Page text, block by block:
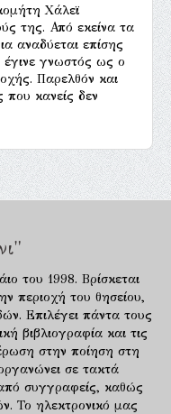
Χάλεϊ
της. Από εκείνα τα
αναδύεται επίσης
γνωστός ως ο
Παρελθόν και
που κανείς δεν
του 1998. Βρίσκεται
περιοχή του θησείου,
Επιλέγει πάντα τους
βιβλιογραφία και τις
στην ποίηση στη
σε τακτά
συγγραφείς, καθώς
Το ηλεκτρονικό μας